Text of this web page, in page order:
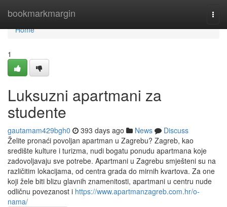
bookmarkmargin
Home
Home
1
Luksuzni apartmani za
studente
gautamam429bgh0 393 days ago News
Discuss
Želite pronaći povoljan apartman u Zagrebu? Zagreb, kao
središte kulture i turizma, nudi bogatu ponudu apartmana koje
zadovoljavaju sve potrebe. Apartmani u Zagrebu smješteni su na
različitim lokacijama, od centra grada do mirnih kvartova. Za one
koji žele biti blizu glavnih znamenitosti, apartmani u centru nude
odličnu povezanost i https://www.apartmanzagreb.com.hr/o-
nama/